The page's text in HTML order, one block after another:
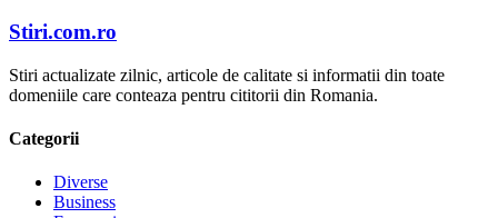
Stiri.com.ro
Stiri actualizate zilnic, articole de calitate si informatii din toate
domeniile care conteaza pentru cititorii din Romania.
Categorii
Diverse
Business